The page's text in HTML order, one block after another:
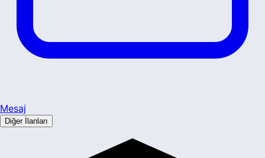
Mesaj
Diğer İlanları